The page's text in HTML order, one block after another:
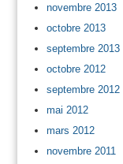
novembre 2013
octobre 2013
septembre 2013
octobre 2012
septembre 2012
mai 2012
mars 2012
novembre 2011